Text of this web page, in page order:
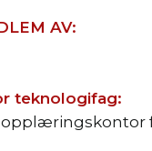
AV:
teknologifag: